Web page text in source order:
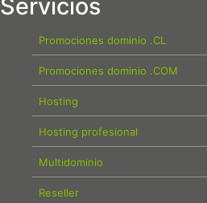
Servicios
Promociones dominio .CL
Promociones dominio .COM
Hosting
Hosting profesional
Multidominio
Reseller